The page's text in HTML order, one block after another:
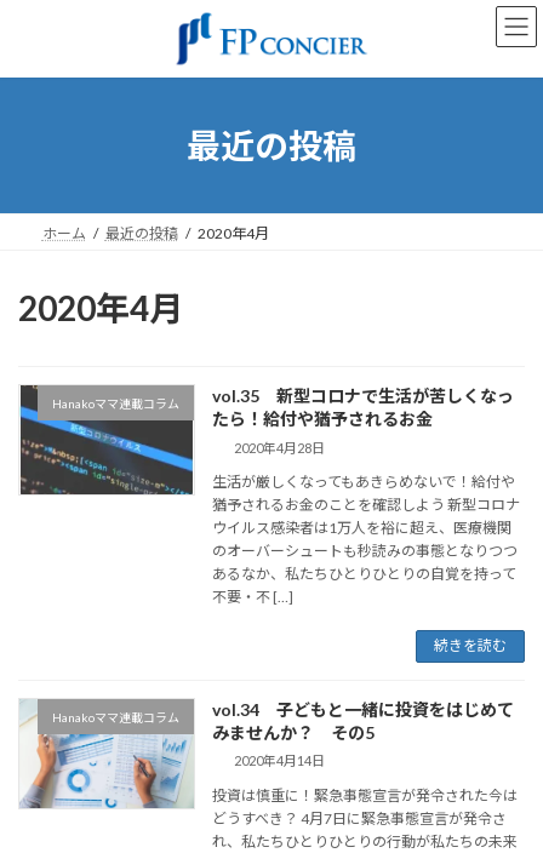
ン
ー
最近の投稿
ホーム 最近の投稿 2020年4月
2020年4月
Hanakoママ連載コラム
vol.35 新型コロナで生活が苦しくなっ
たら！給付や猶予されるお金
2020年4月28日
生活が厳しくなってもあきらめないで！給付や
猶予されるお金のことを確認しよう 新型コロナ
ウイルス感染者は1万人を裕に超え、医療機関
のオーバーシュートも秒読みの事態となりつつ
あるなか、私たちひとりひとりの自覚を持って
不要・不 […]
続きを読む
Hanakoママ連載コラム
vol.34 子どもと一緒に投資をはじめて
みませんか？ その5
2020年4月14日
投資は慎重に！緊急事態宣言が発令された今は
どうすべき？ 4月7日に緊急事態宣言が発令さ
れ、私たちひとりひとりの行動が私たちの未来